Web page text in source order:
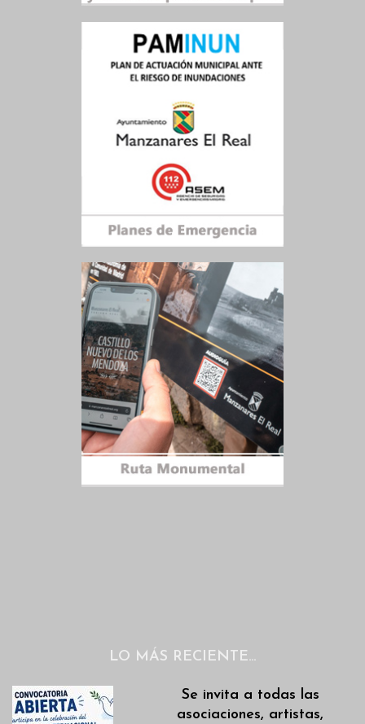
LO MÁS RECIENTE…
Se invita a todas las
asociaciones, artistas,